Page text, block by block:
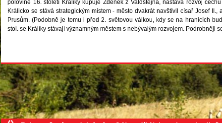
polovině 16. století Králíky kupuje Zdeněk z Valdštejna, nastává rozvoj
Králicko se stává strategickým místem - město dvakrát navštívil císař Josef
Prusům. (Podobně je tomu i před 2. světovou válkou, kdy se na hranicích
stol. se Králíky stávají významným městem s nebývalým rozvojem. Podrobněji